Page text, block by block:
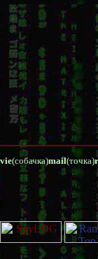
(собачка)mail(точка)